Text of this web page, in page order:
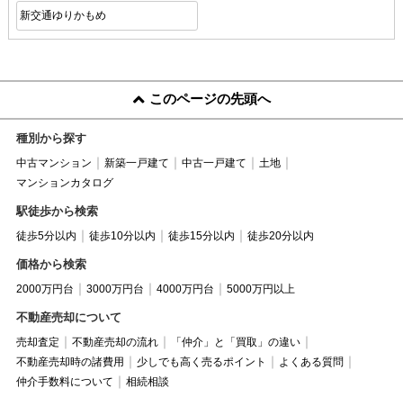
新交通ゆりかもめ
このページの先頭へ
種別から探す
中古マンション 新築一戸建て 中古一戸建て
土地
マンションカタログ
駅徒歩から検索
徒歩5分以内 徒歩10分以内 徒歩15分以内 徒歩20分以内
価格から検索
2000万円台 3000万円台 4000万円台 5000万円以上
不動産売却について
売却査定 不動産売却の流れ
「仲介」と「買取」の違い
不動産売却時の諸費用
少しでも高く売るポイント
よくある質問
仲介手数料について
相続相談